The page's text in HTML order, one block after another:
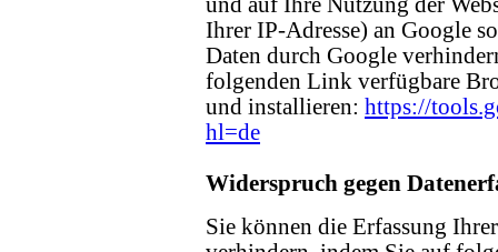
Ihrer IP-Adresse) an Google
Daten durch Google
folgenden Link verfügbare
und installieren: https://
hl=de
Widerspruch gegen
Sie können die Erfassung